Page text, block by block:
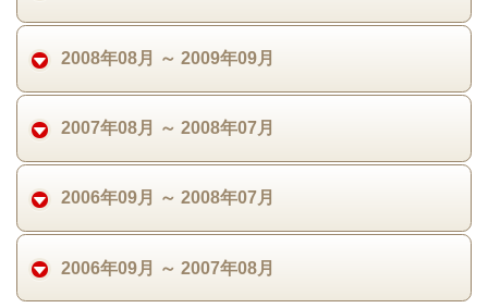
2008年08月 ～ 2009年09月
2007年08月 ～ 2008年07月
2006年09月 ～ 2008年07月
2006年09月 ～ 2007年08月